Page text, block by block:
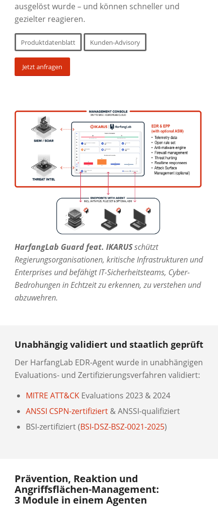
ausgelöst wurde – und können schneller und
gezielter reagieren.
Produktdatenblatt Kunden-Advisory
Jetzt anfragen
HarfangLab Guard feat. IKARUSschützt
Regierungsorganisationen, kritische Infrastrukturen und
Enterprises und befähigt IT-Sicherheitsteams, Cyber-
Bedrohungen in Echtzeit zu erkennen, zu verstehen und
abzuwehren.
Unabhängig validiert und staatlich geprüft
Der HarfangLab EDR-Agent wurde in unabhängigen
Evaluations- und Zertifizierungsverfahren validiert:
MITRE ATT&CK Evaluations 2023 & 2024
ANSSI CSPN-zertifiziert & ANSSI-qualifiziert
BSI-zertifiziert (BSI-DSZ-BSZ-0021-2025)
Prävention, Reaktion und
Angriffsflächen-Management:
3 Module in einem Agenten